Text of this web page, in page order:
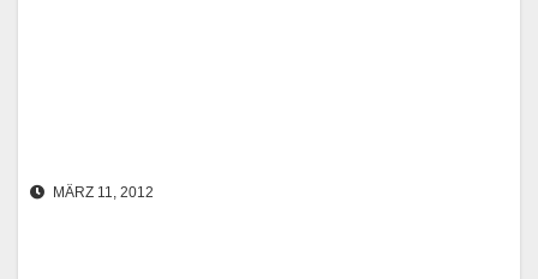
MÄRZ 11, 2012